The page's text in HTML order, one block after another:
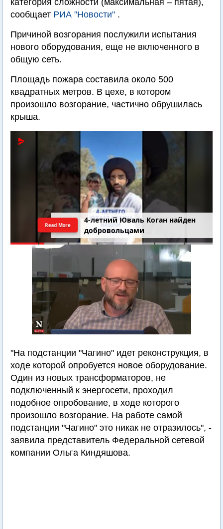
категория сложности (максимальная – пятая),
сообщает РИА "Новости" .
Причиной возгорания послужили испытания
нового оборудования, еще не включенного в
общую сеть.
Площадь пожара составила около 500
квадратных метров. В цехе, в котором
произошло возгорание, частично обрушилась
крыша.
4-летний Юваль Коган найден
добровольцами
Read More
"На подстанции "Чагино" идет реконструкция, в
ходе которой опробуется новое оборудование.
Один из новых трансформаторов, не
подключенный к энергосети, проходил
подобное опробование, в ходе которого
произошло возгорание. На работе самой
подстанции "Чагино" это никак не отразилось", -
заявила представитель Федеральной сетевой
компании Ольга Киндяшова.